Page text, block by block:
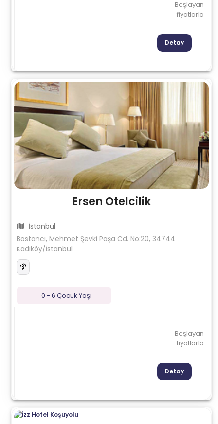
Başlayan
fiyatlarla
Detay
Ersen Otelcilik
İstanbul
Bostancı, Mehmet Şevki Paşa Cd. No:20, 34744
Kadıköy/İstanbul
0 - 6 Çocuk Yaşı
Başlayan
fiyatlarla
Detay